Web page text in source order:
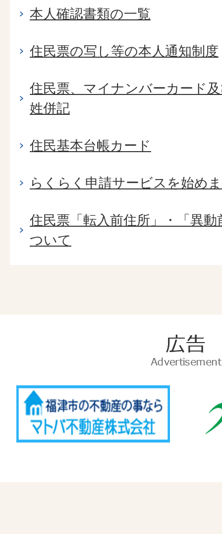
本人確認書類の一覧
住民票の写し等の本人通知制度
住民票、マイナンバーカード
姓併記
住民基本台帳カード
らくらく申請サービスを始め
住民票「転入前住所」・「異
ついて
告